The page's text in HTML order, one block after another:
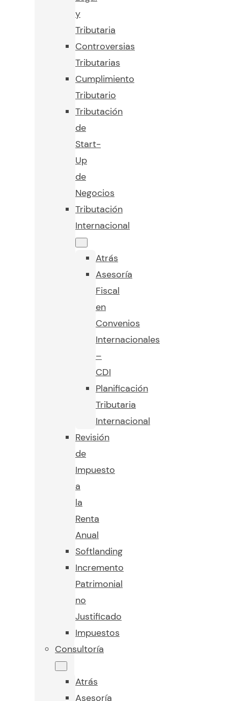
y
Tributaria
Controversias
Tributarias
Cumplimiento
Tributario
Tributación
de
Start-
Up
de
Negocios
Tributación
Internacional
Atrás
Asesoría
Fiscal
en
Convenios
Internacionales
–
CDI
Planificación
Tributaria
Internacional
Revisión
de
Impuesto
a
la
Renta
Anual
Softlanding
Incremento
Patrimonial
no
Justificado
Impuestos
Consultoría
Atrás
Asesoría